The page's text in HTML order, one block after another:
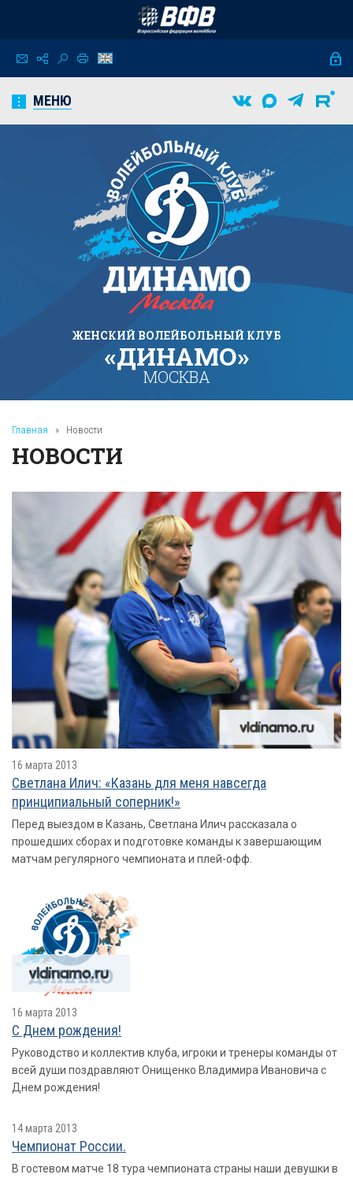
МЕНЮ
ЖЕНСКИЙ ВОЛЕЙБОЛЬНЫЙ КЛУБ
«ДИНАМО»
МОСКВА
Главная » Новости
НОВОСТИ
16 марта 2013
Светлана Илич: «Казань для меня навсегда
принципиальный соперник!»
Перед выездом в Казань, Светлана Илич рассказала о
прошедших сборах и подготовке команды к завершающим
матчам регулярного чемпионата и плей-офф.
16 марта 2013
С Днем рождения!
Руководство и коллектив клуба, игроки и тренеры команды от
всей души поздравляют Онищенко Владимира Ивановича с
Днем рождения!
14 марта 2013
Чемпионат России.
В гостевом матче 18 тура чемпионата страны наши девушки в